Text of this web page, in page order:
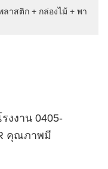
ลาสติก + กล่องไม้ + พา
งงาน 0405-
คุณภาพมี